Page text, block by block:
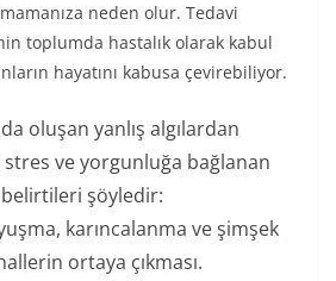
neden olur. Tedavi
toplumda hastalık olarak kabul
hayatını kabusa çevirebiliyor.
oluşan yanlış algılardan
stres ve yorgunluğa bağlanan
belirtileri şöyledir:
karıncalanma ve şimşek
ortaya çıkması.